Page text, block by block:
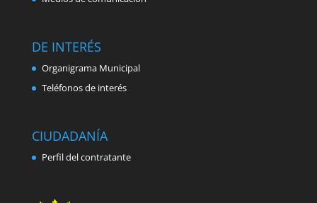
DE INTERÉS
Organigrama Municipal
Teléfonos de interés
CIUDADANÍA
Perfil del contratante